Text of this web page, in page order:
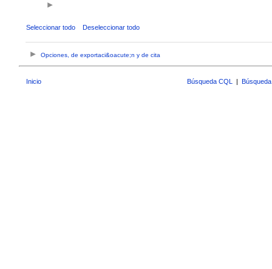
Seleccionar todo Deseleccionar todo
Opciones, de exportaci&oacute;n y de cita
Inicio Búsqueda CQL |